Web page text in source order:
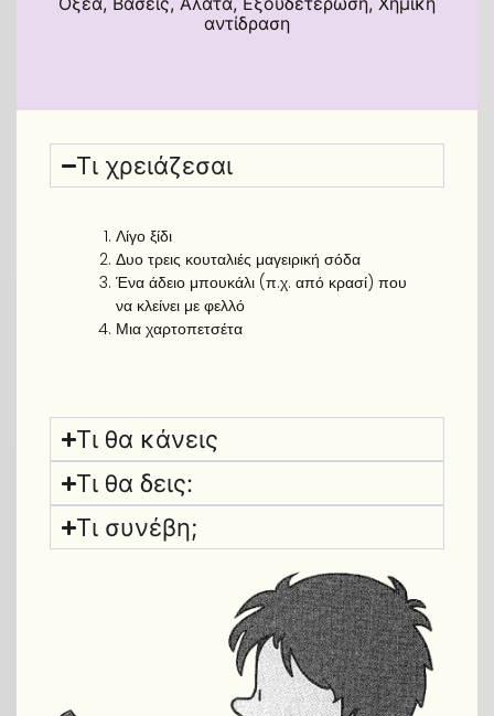
αντίδραση
Τι χρειάζεσαι
Λίγο ξίδι
Δυο τρεις κουταλιές μαγειρική σόδα
Ένα άδειο μπουκάλι (π.χ. από κρασί) που
να κλείνει με φελλό
Μια χαρτοπετσέτα
Τι θα κάνεις
Τι θα δεις:
Τι συνέβη;